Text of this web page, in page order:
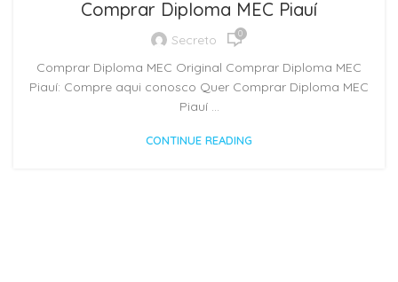
Comprar Diploma MEC Piauí
Secreto 0
Comprar Diploma MEC Original Comprar Diploma MEC
Piauí: Compre aqui conosco Quer Comprar Diploma MEC
Piauí ...
CONTINUE READING